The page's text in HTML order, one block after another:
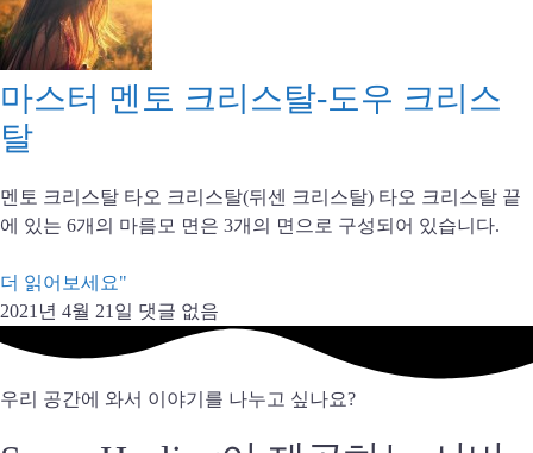
마스터 멘토 크리스탈-도우 크리스
탈
멘토 크리스탈 타오 크리스탈(뒤센 크리스탈) 타오 크리스탈 끝
에 있는 6개의 마름모 면은 3개의 면으로 구성되어 있습니다.
더 읽어보세요"
2021년 4월 21일 댓글 없음
우리 공간에 와서 이야기를 나누고 싶나요?